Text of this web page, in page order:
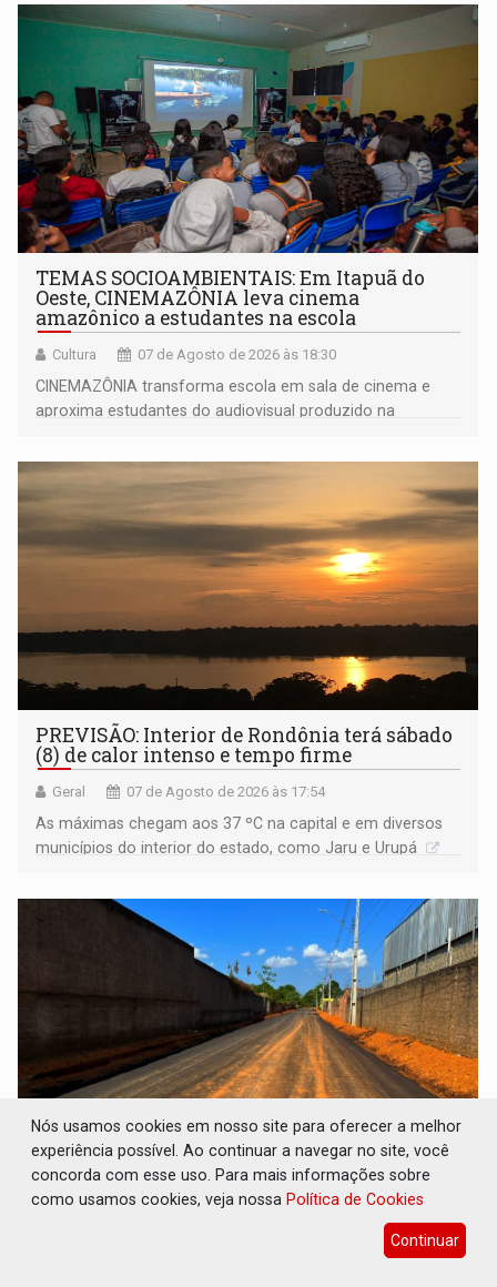
TEMAS SOCIOAMBIENTAIS: Em Itapuã do
Oeste, CINEMAZÔNIA leva cinema
amazônico a estudantes na escola
Cultura 07 de Agosto de 2026 às 18:30
CINEMAZÔNIA transforma escola em sala de cinema e
aproxima estudantes do audiovisual produzido na
PREVISÃO: Interior de Rondônia terá sábado
(8) de calor intenso e tempo firme
Geral 07 de Agosto de 2026 às 17:54
As máximas chegam aos 37 ºC na capital e em diversos
municípios do interior do estado, como Jaru e Urupá
INFRAESTRUTURA: Após quase 30 anos de
espera, asfalto chega ao bairro Nova
Esperança
Nós usamos cookies em nosso site para oferecer a melhor
experiência possível. Ao continuar a navegar no site, você
concorda com esse uso. Para mais informações sobre
como usamos cookies, veja nossa Política de Cookies
Continuar